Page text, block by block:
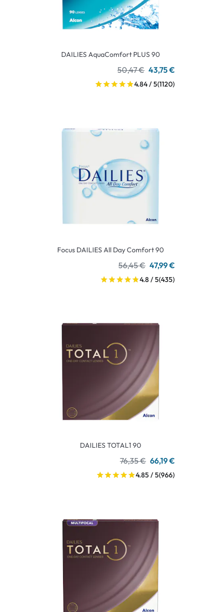
DAILIES AquaComfort PLUS 90
50,47 € 43,75 €
4.84 / 5(1120)
Focus DAILIES All Day Comfort 90
56,45 € 47,99 €
4.8 / 5(435)
DAILIES TOTAL1 90
76,35 € 66,19 €
4.85 / 5(966)